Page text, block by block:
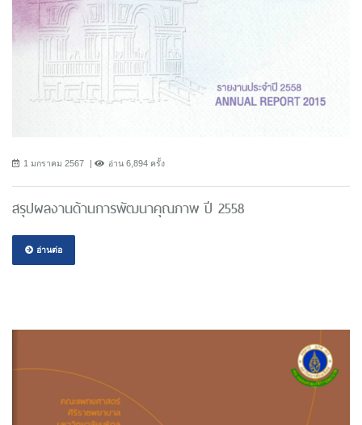
1 มกราคม 2567 อ่าน 6,894 ครั้ง
สรุปผลงานด้านการพัฒนาคุณภาพ ปี 2558
อ่านต่อ